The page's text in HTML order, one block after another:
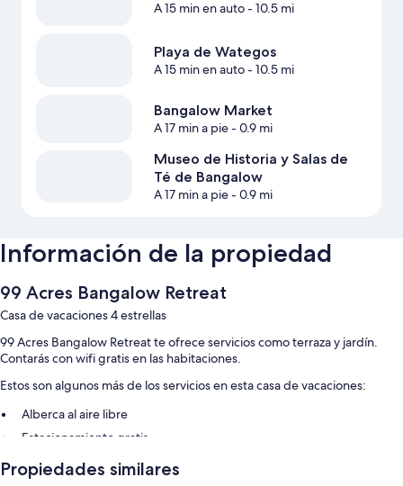
A 15 min en auto- 10.5 mi
Playa de Wategos
A 15 min en auto- 10.5 mi
Bangalow Market
A 17 min a pie- 0.9 mi
Museo de Historia y Salas de
Té de Bangalow
A 17 min a pie- 0.9 mi
Información de la propiedad
99 Acres Bangalow Retreat
Casa de vacaciones 4 estrellas
99 Acres Bangalow Retreat te ofrece servicios como terraza y jardín.
Contarás con wifi gratis en las habitaciones.
Estos son algunos más de los servicios en esta casa de vacaciones:
Alberca al aire libre
Estacionamiento gratis
Check-out exprés, check-in exprés y no se permite fumar en la
propiedad
Propiedades similares